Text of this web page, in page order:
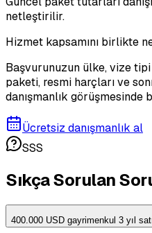
netleştirilir.
Hizmet kapsamını birlikte
Başvurunuzun ülke, vize tipi
paketi, resmi harçları ve
danışmanlık
Ücretsiz danışmanlık al
SSS
Sıkça Sorulan
400.000 USD gayrimenkul 3 yıl